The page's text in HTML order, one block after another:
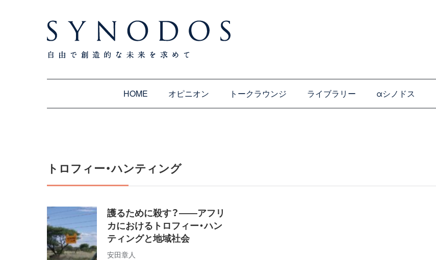
HOME オピニオン トークラウンジ ライブラリー αシノドス
トロフィー・ハンティング
護るために殺す？――アフリ
カにおけるトロフィー・ハン
ティングと地域社会
安田章人